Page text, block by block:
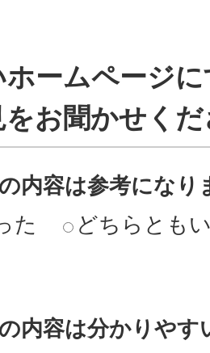
ホームページ
お聞かせく
内容は参考になり
た
どちらとも
内容は分かりやす